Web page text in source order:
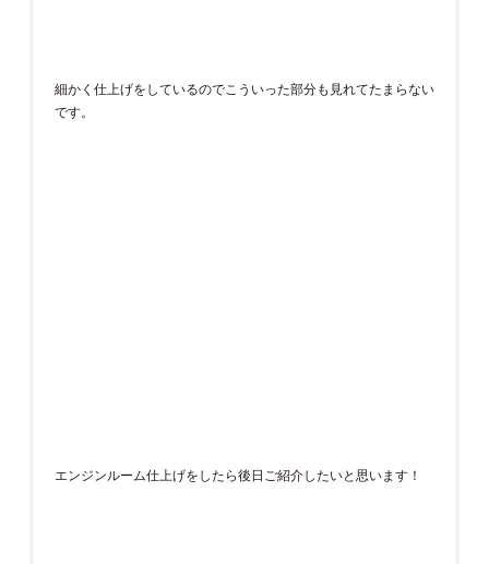
細かく仕上げをしているのでこういった部分も見れてたまらない
です。
エンジンルーム仕上げをしたら後日ご紹介したいと思います！